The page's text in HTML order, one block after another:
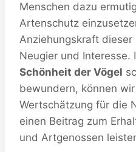
Menschen dazu
Artenschutz
Anziehungskraft
Neugier und Interesse.
Schönheit der Vögel
bewundern, können
Wertschätzung für die
einen Beitrag zum
und Artgenossen